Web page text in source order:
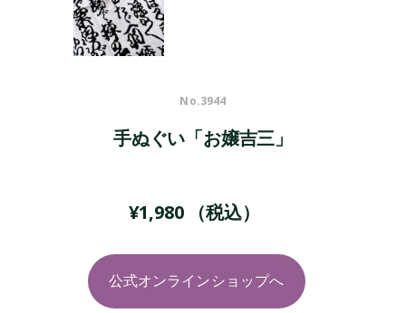
No.3944
手ぬぐい「お嬢吉三」
¥1,980 （税込）
公式オンラインショップへ